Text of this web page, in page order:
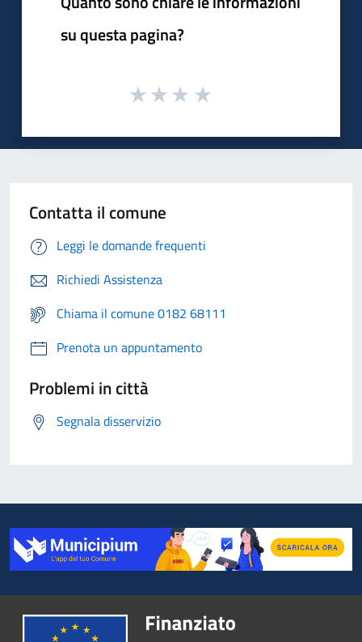
su questa pagina?
Contatta il comune
Leggi le domande frequenti
Richiedi Assistenza
Chiama il comune 0182 68111
Prenota un appuntamento
Problemi in città
Segnala disservizio